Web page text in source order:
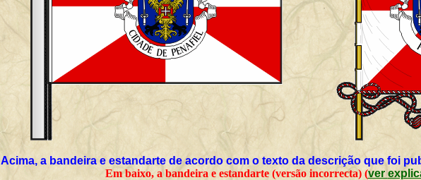
Acima, a bandeira e estandarte de acordo com o texto da descrição que foi
Em baixo, a bandeira e estandarte (versão incorrecta) (
ver